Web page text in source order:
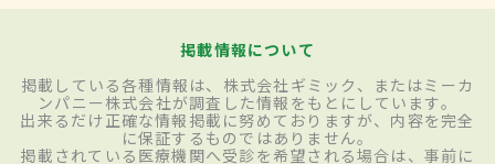
掲載情報について
掲載している各種情報は、株式会社ギミック、またはミーカ
ンパニー株式会社が調査した情報をもとにしています。
出来るだけ正確な情報掲載に努めておりますが、内容を完全
に保証するものではありません。
掲載されている医療機関へ受診を希望される場合は、事前に